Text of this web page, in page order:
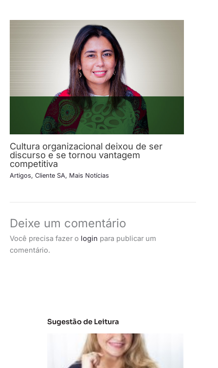
Cultura organizacional deixou de ser
discurso e se tornou vantagem
competitiva
Artigos, Cliente SA, Mais Notícias
Deixe um comentário
Você precisa fazer o login para publicar um
comentário.
Sugestão de Leitura